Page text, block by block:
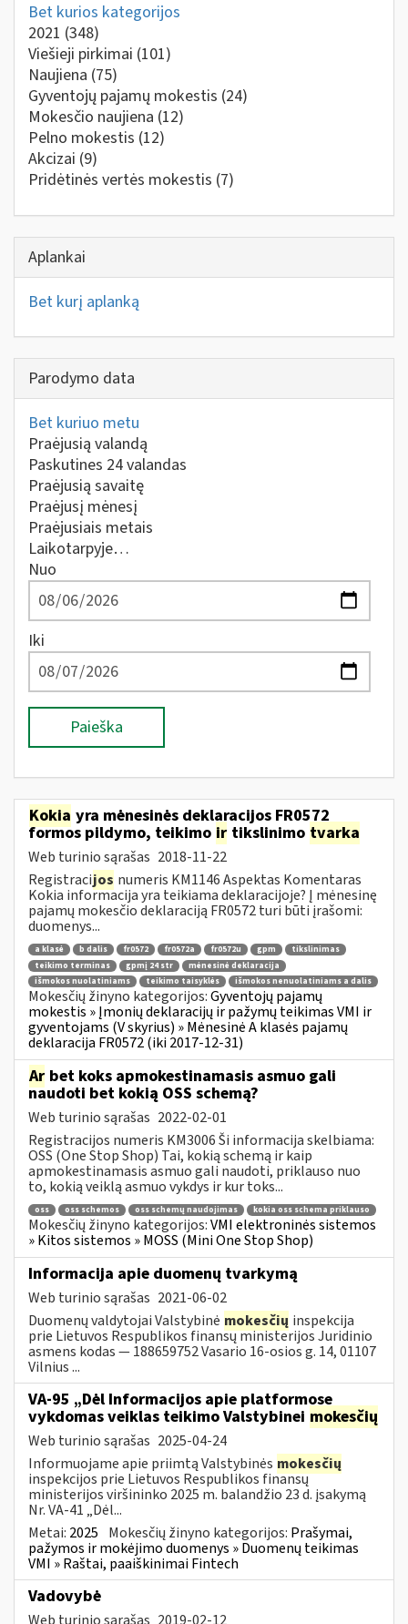
Bet kurios kategorijos
2021 (348)
Viešieji pirkimai (101)
Naujiena (75)
Gyventojų pajamų mokestis (24)
Mokesčio naujiena (12)
Pelno mokestis (12)
Akcizai (9)
Pridėtinės vertės mokestis (7)
Aplankai
Bet kurį aplanką
Parodymo data
Bet kuriuo metu
Praėjusią valandą
Paskutines 24 valandas
Praėjusią savaitę
Praėjusį mėnesį
Praėjusiais metais
Laikotarpyje…
Nuo
Iki
Paieška
Kokia yra mėnesinės deklaracijos FR0572
formos pildymo, teikimo ir tikslinimo tvarka
Web turinio sąrašas 2018-11-22
Registracijos numeris KM1146 Aspektas Komentaras
Kokia informacija yra teikiama deklaracijoje? Į mėnesinę
pajamų mokesčio deklaraciją FR0572 turi būti įrašomi:
duomenys...
a klasė b dalis fr0572 fr0572a fr0572u gpm
tikslinimas
teikimo terminas
gpmį 24 str
mėnesinė deklaracija
išmokos nuolatiniams
teikimo taisyklės išmokos nenuolatiniams a dalis
Mokesčių žinyno kategorijos:Gyventojų pajamų
mokestis » Įmonių deklaracijų ir pažymų teikimas VMI ir
gyventojams (V skyrius) » Mėnesinė A klasės pajamų
deklaracija FR0572 (iki 2017-12-31)
Ar bet koks apmokestinamasis asmuo gali
naudoti bet kokią OSS schemą?
Web turinio sąrašas 2022-02-01
Registracijos numeris KM3006 Ši informacija skelbiama:
OSS (One Stop Shop) Tai, kokią schemą ir kaip
apmokestinamasis asmuo gali naudoti, priklauso nuo
to, kokią veiklą asmuo vykdys ir kur toks...
oss oss schemos oss schemų naudojimas kokia oss schema priklauso
Mokesčių žinyno kategorijos:VMI elektroninės sistemos
» Kitos sistemos » MOSS (Mini One Stop Shop)
Informacija apie duomenų tvarkymą
Web turinio sąrašas 2021-06-02
Duomenų valdytojai Valstybinė mokesčių inspekcija
prie Lietuvos Respublikos finansų ministerijos Juridinio
asmens kodas — 188659752 Vasario 16-osios g. 14, 01107
Vilnius ...
VA-95 „Dėl Informacijos apie platformose
vykdomas veiklas teikimo Valstybinei mokesčių
Web turinio sąrašas 2025-04-24
Informuojame apie priimtą Valstybinės mokesčių
inspekcijos prie Lietuvos Respublikos finansų
ministerijos viršininko 2025 m. balandžio 23 d. įsakymą
Nr. VA-41 „Dėl...
Metai: 2025 Mokesčių žinyno kategorijos: Prašymai,
pažymos ir mokėjimo duomenys » Duomenų teikimas
VMI » Raštai, paaiškinimai Fintech
Vadovybė
Web turinio sąrašas 2019-02-12